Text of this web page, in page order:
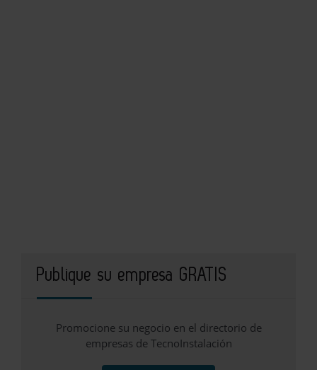
Publique su empresa GRATIS
Promocione su negocio en el directorio de
empresas de TecnoInstalación